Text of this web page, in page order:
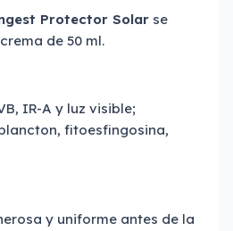
Protector Solar se
de 50 ml.
IR-A y luz visible;
fitoesfingosina,
y uniforme antes de la